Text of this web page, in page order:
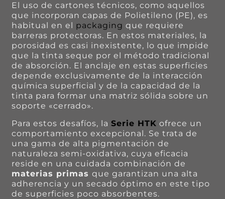
El uso de cartones técnicos, como aquellos
que incorporan capas de Polietileno (PE), es
habitual en el packaging que requiere
barreras protectoras. En estos materiales, la
porosidad es casi inexistente, lo que impide
que la tinta seque por el método tradicional
de absorción. El anclaje en estas superficies
depende exclusivamente de la interacción
química superficial y de la capacidad de la
tinta para formar una matriz sólida sobre un
soporte «cerrado».
Para estos desafíos, laSerie HTK ofrece un
comportamiento excepcional. Se trata de
una gama de alta pigmentación de
naturaleza semi-oxidativa, cuya eficacia
reside en una cuidada combinación de
materias primasque garantizan una alta
adherencia y un secado óptimo en este tipo
de superficies poco absorbentes.